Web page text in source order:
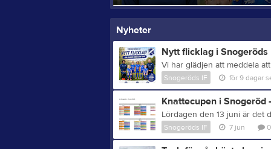
Nyheter
Nytt flicklag i Snogeröds
Snogeröds IF för 9 dagar
Knattecupen i Snogeröd
Snogeröds IF 7 jun 0